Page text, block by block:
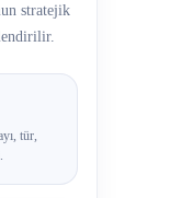
stratejik
tür,